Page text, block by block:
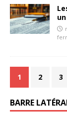
1 2 3
BARRE